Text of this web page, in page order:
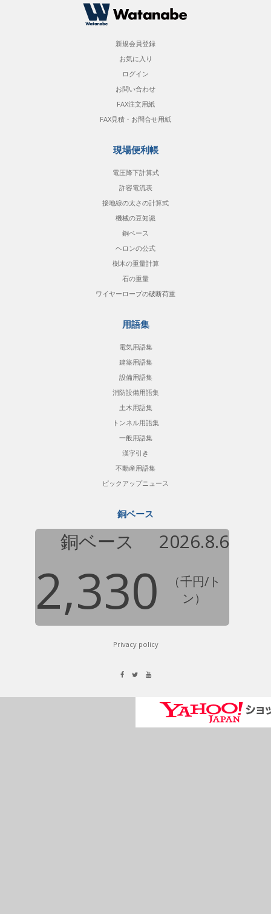
新規会員登録
お気に入り
ログイン
お問い合わせ
FAX注文用紙
FAX見積・お問合せ用紙
現場便利帳
電圧降下計算式
許容電流表
接地線の太さの計算式
機械の豆知識
銅ベース
ヘロンの公式
樹木の重量計算
石の重量
ワイヤーロープの破断荷重
用語集
電気用語集
建築用語集
設備用語集
消防設備用語集
土木用語集
トンネル用語集
一般用語集
漢字引き
不動産用語集
ピックアップニュース
銅ベース
銅ベース 2026.8.6
2,330
（千円/ト
ン）
Privacy policy